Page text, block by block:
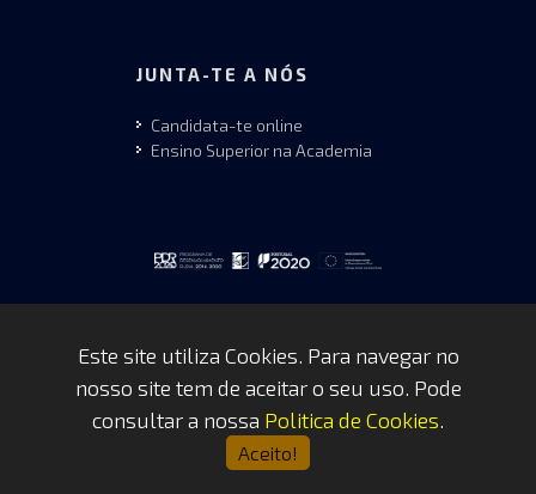
JUNTA-TE A NÓS
Candidata-te online
Ensino Superior na Academia
Copyrights © 2026 by FAP - DCSI -
WEBTEAM
Este site utiliza Cookies. Para navegar no
nosso site tem de aceitar o seu uso. Pode
consultar a nossa Politica de Cookies.
Aceito!